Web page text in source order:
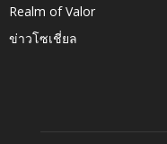
Realm of Valor
ข่าวโซเชี่ยล